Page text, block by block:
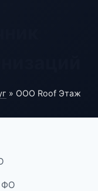
» ООО Roof Этаж
ФО